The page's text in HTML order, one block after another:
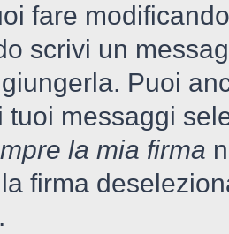
fare
scrivi un
Puoi
tuoi messaggi
la mia firma
firma